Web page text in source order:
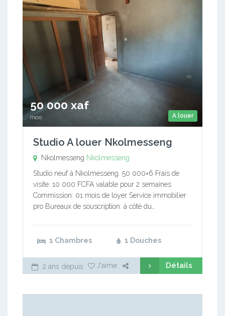
A louer
50 000 xaf
mois
Studio A louer Nkolmesseng
Nkolmesseng Nkolmesseng
Studio neuf à Nkolmesseng. 50 000×6 Frais de
visite: 10 000 FCFA valable pour 2 semaines
Commission: 01 mois de loyer Service immobilier
pro Bureaux de souscription: à côté du…
1 Chambres 1 Douches
2 ans depuis J'aime Détails